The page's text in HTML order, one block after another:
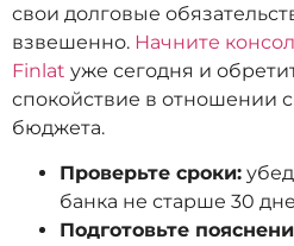
свои долговые
взвешенно. Начните
Finlat уже сегодня и
спокойствие в отношении
бюджета.
Проверьте сроки:
банка не старше 30
Подготовьте